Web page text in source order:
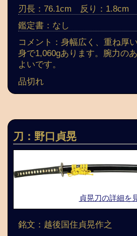
刃長：76.1cm 反り：1.8cm
鑑定書：なし
コメント：身幅広く、重ね厚
身で1,060gあります。腕力の
よいです。
品切れ
刀：野口貞晃
貞晃刀の詳細を
銘文：越後国住貞晃作之